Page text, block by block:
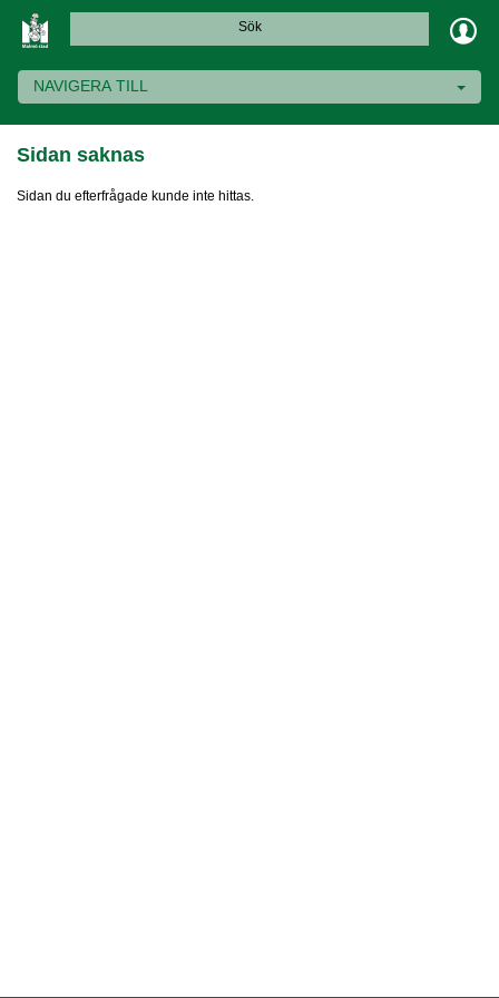
Sök
NAVIGERA TILL
Sidan saknas
Sidan du efterfrågade kunde inte hittas.